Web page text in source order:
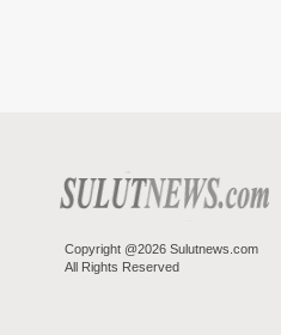
Copyright @2026 Sulutnews.com
All Rights Reserved